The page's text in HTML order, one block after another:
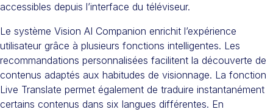
accessibles depuis l’interface du téléviseur.
Le système Vision AI Companion enrichit l’expérience
utilisateur grâce à plusieurs fonctions intelligentes. Les
recommandations personnalisées facilitent la découverte de
contenus adaptés aux habitudes de visionnage. La fonction
Live Translate permet également de traduire instantanément
certains contenus dans six langues différentes. En